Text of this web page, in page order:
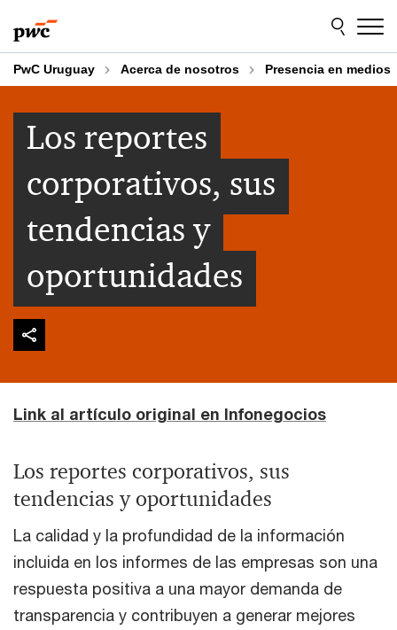
to
content
to
footer
PwC Uruguay Acerca de nosotros Presencia en medios
Los reportes
corporativos, sus
tendencias y
oportunidades
Link al artículo original en Infonegocios
Los reportes corporativos, sus
tendencias y oportunidades
La calidad y la profundidad de la información
incluida en los informes de las empresas son una
respuesta positiva a una mayor demanda de
transparencia y contribuyen a generar mejores